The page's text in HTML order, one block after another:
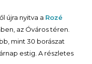
újra nyitva a Rozé
az Óváros téren.
mint 30 borászat
estig. A részletes